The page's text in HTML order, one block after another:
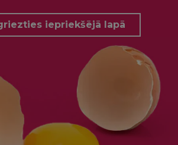
iepriekšējā lapā